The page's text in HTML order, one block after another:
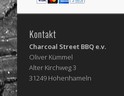
Kontakt
Charcoal Street BBQ e.v.
Oliver Kümmel
Alter Kirchweg 3
31249 Hohenhameln